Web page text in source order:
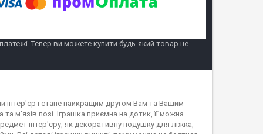
Тепер ви можете купити будь-який товар не
інтер'єр і стане найкращим другом Вам та Вашим
м'язів позі. Іграшка приємна на дотик, її можна
інтер'єру, як декоративну подушку для ліжка,